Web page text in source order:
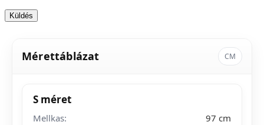
Mérettáblázat CM
S méret
Mellkas:
97 cm